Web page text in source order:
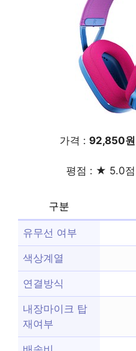
가격 : 92,850원
평점 : ★ 5.0
구분
유무선 여부
색상계열
연결방식
내장마이크 탑
재여부